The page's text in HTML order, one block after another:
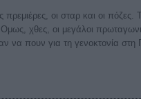
πρεμιέρες, οι σταρ και οι πόζες.
χθες, οι μεγάλοι
να πουν για τη γενοκτονία στη